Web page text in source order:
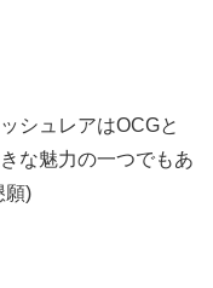
シュレアはOCGと
な魅力の一つでもあ
願)